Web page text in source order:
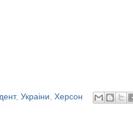
, Украіни, Херсон